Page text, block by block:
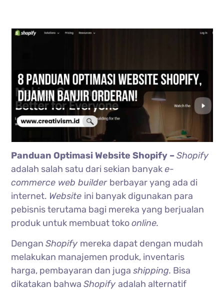
Panduan Optimasi Website Shopify –Shopify
adalah salah satu dari sekian banyak e-
commerce web builder berbayar yang ada di
internet. Website ini banyak digunakan para
pebisnis terutama bagi mereka yang berjualan
produk untuk membuat tokoonline.
DenganShopify mereka dapat dengan mudah
melakukan manajemen produk, inventaris
harga, pembayaran dan jugashipping. Bisa
dikatakan bahwaShopifyadalah alternatif